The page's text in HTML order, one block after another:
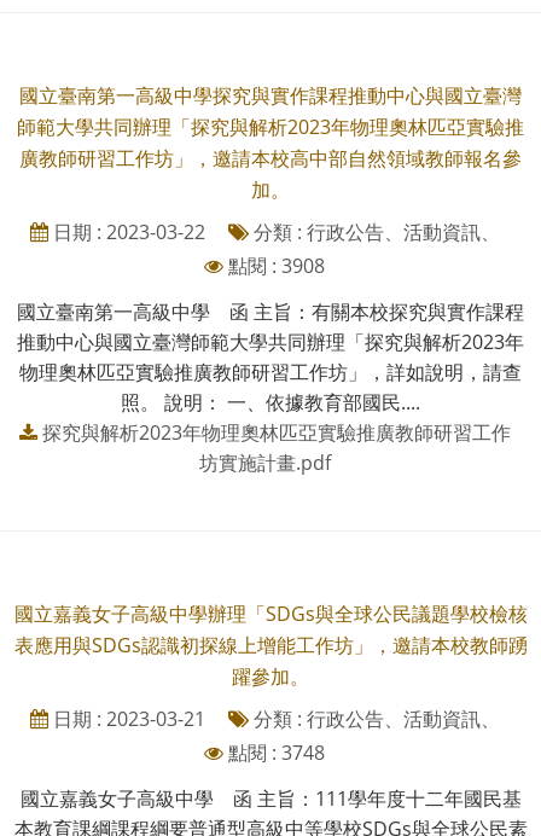
國立臺南第一高級中學探究與實作課程推動中心與國立臺灣
師範大學共同辦理「探究與解析2023年物理奧林匹亞實驗推
廣教師研習工作坊」，邀請本校高中部自然領域教師報名參
加。
日期 : 2023-03-22
分類 : 行政公告、活動資訊、
點閱 : 3908
國立臺南第一高級中學 函 主旨：有關本校探究與實作課程
推動中心與國立臺灣師範大學共同辦理「探究與解析2023年
物理奧林匹亞實驗推廣教師研習工作坊」，詳如說明，請查
照。 說明： 一、依據教育部國民....
探究與解析2023年物理奧林匹亞實驗推廣教師研習工作
坊實施計畫.pdf
國立嘉義女子高級中學辦理「SDGs與全球公民議題學校檢核
表應用與SDGs認識初探線上增能工作坊」，邀請本校教師踴
躍參加。
日期 : 2023-03-21
分類 : 行政公告、活動資訊、
點閱 : 3748
國立嘉義女子高級中學 函 主旨：111學年度十二年國民基
本教育課綱課程綱要普通型高級中等學校SDGs與全球公民素